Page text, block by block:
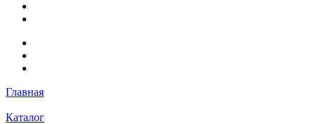
Главная
Каталог